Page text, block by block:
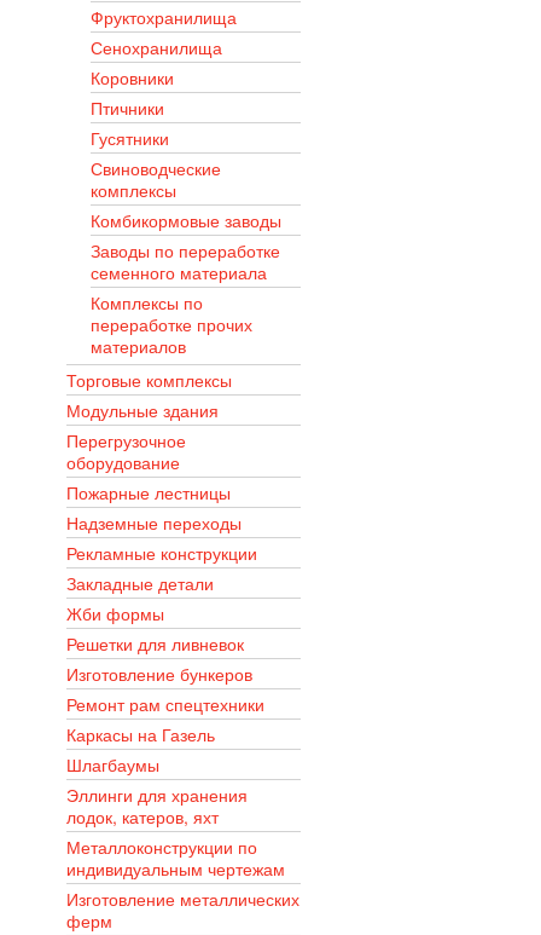
Фруктохранилища
Сенохранилища
Коровники
Птичники
Гусятники
Свиноводческие
комплексы
Комбикормовые заводы
Заводы по переработке
семенного материала
Комплексы по
переработке прочих
материалов
Торговые комплексы
Модульные здания
Перегрузочное
оборудование
Пожарные лестницы
Надземные переходы
Рекламные конструкции
Закладные детали
Жби формы
Решетки для ливневок
Изготовление бункеров
Ремонт рам спецтехники
Каркасы на Газель
Шлагбаумы
Эллинги для хранения
лодок, катеров, яхт
Металлоконструкции по
индивидуальным чертежам
Изготовление металлических
ферм